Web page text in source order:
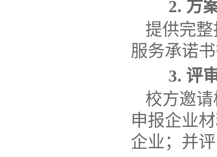
2. 方
提供完整
服务承诺书
3. 评
校方邀
申报企业
企业；并